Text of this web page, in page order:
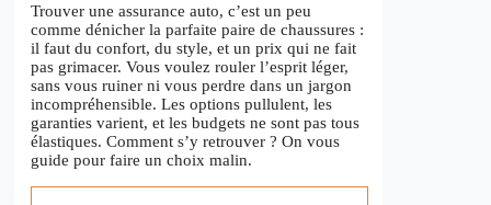
Trouver une assurance auto, c’est un peu
comme dénicher la parfaite paire de chaussures :
il faut du confort, du style, et un prix qui ne fait
pas grimacer. Vous voulez rouler l’esprit léger,
sans vous ruiner ni vous perdre dans un jargon
incompréhensible. Les options pullulent, les
garanties varient, et les budgets ne sont pas tous
élastiques. Comment s’y retrouver ? On vous
guide pour faire un choix malin.